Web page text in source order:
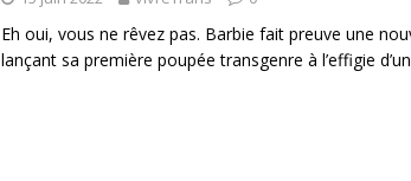
Eh oui, vous ne rêvez pas. Barbie fait preuve une
lançant sa première poupée transgenre à l’effigie